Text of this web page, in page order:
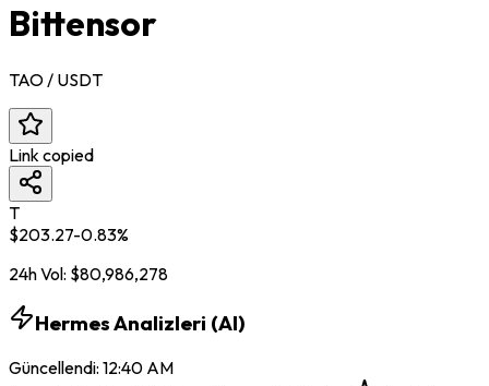
Bittensor
TAO / USDT
Link copied
T
$203.27-0.83%
24h Vol: $80,986,278
Hermes Analizleri (AI)
Güncellendi: 12:40 AM